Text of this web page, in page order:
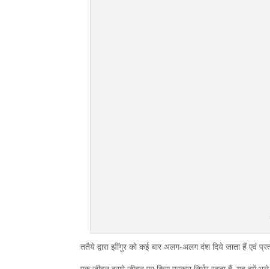
ततैये द्वारा झींगुर को कई बार अलग-अलग दंश दिये जाता हैं एवं